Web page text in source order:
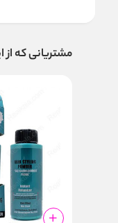
مشتریانی که از